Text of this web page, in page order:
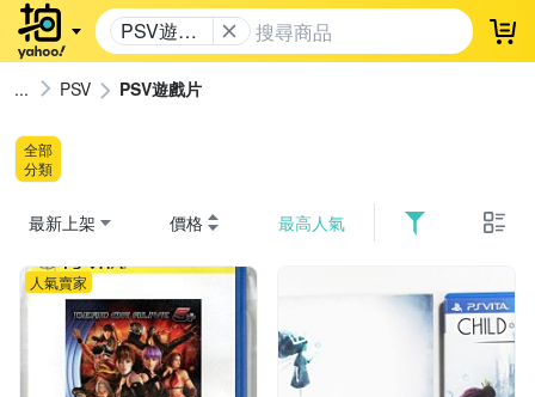
PSV遊戲
片
登
PSV PSV遊戲片
全部
分類
最新上架 價格 最高人氣
人氣賣家